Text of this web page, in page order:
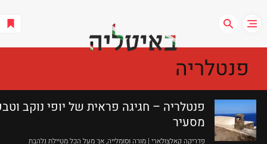
פנטלריה – חגיגה פראית של יופי נוקב
מסעיר
פדריקה קאלצולארי | מורה וסומלייה, אך מעל הכל מטיילת נלהבת
פנטלריה